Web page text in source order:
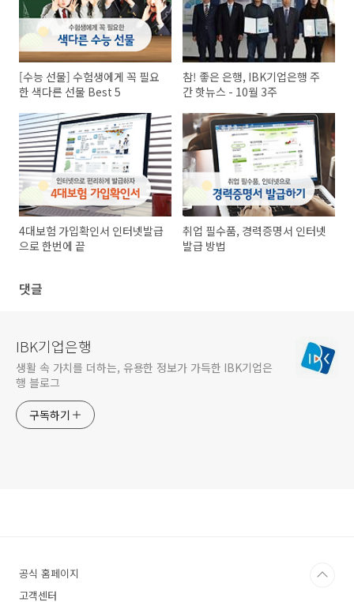
[수능 선물] 수험생에게 꼭 필요
한 색다른 선물 Best 5
참! 좋은 은행, IBK기업은행 주
간 핫뉴스 - 10월 3주
4대보험 가입확인서 인터넷발급
으로 한번에 끝
취업 필수품, 경력증명서 인터넷
발급 방법
댓글
IBK기업은행
생활 속 가치를 더하는, 유용한 정보가 가득한 IBK기업은
행 블로그
구독하기
공식 홈페이지
고객센터